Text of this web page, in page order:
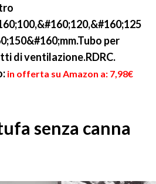
per
di ventilazione.RDRC.
in offerta su Amazon a: 7,98€
senza canna